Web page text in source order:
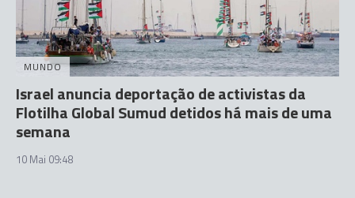
MUNDO
Israel anuncia deportação de activistas da
Flotilha Global Sumud detidos há mais de uma
semana
10 Mai 09:48